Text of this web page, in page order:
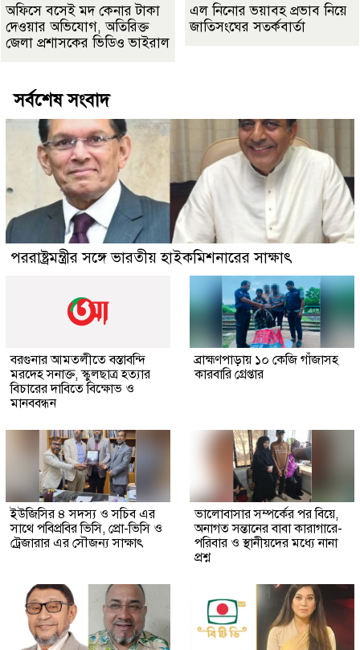
অফিসে বসেই মদ কেনার টাকা
দেওয়ার অভিযোগ, অতিরিক্ত
জেলা প্রশাসকের ভিডিও ভাইরাল
এল নিনোর ভয়াবহ প্রভাব নিয়ে
জাতিসংঘের সতর্কবার্তা
সর্বশেষ সংবাদ
পররাষ্ট্রমন্ত্রীর সঙ্গে ভারতীয় হাইকমিশনারের সাক্ষাৎ
বরগুনার আমতলীতে বস্তাবন্দি
মরদেহ সনাক্ত, স্কুলছাত্র হত্যার
বিচারের দাবিতে বিক্ষোভ ও
মানববন্ধন
​ব্রাহ্মণপাড়ায় ১০ কেজি গাঁজাসহ
কারবারি গ্রেপ্তার
ইউজিসির ৪ সদস্য ও সচিব এর
সাথে পবিপ্রবির ভিসি, প্রো-ভিসি ও
ট্রেজারার এর সৌজন্য সাক্ষাৎ
ভালোবাসার সম্পর্কের পর বিয়ে,
অনাগত সন্তানের বাবা কারাগারে-
পরিবার ও স্থানীয়দের মধ্যে নানা
প্রশ্ন